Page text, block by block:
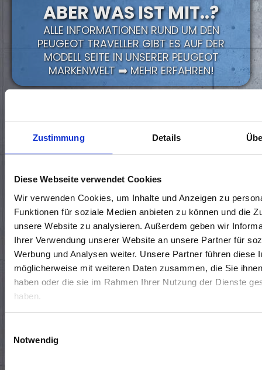
Zustimmung Details
Diese Webseite verwendet Cookies
Wir verwenden Cookies, um Inhalte und Anzeigen zu
Funktionen für soziale Medien anbieten zu können und die
unsere Website zu analysieren. Außerdem geben wir
Ihrer Verwendung unserer Website an unsere Partner für
Werbung und Analysen weiter. Unsere Partner führen diese
möglicherweise mit weiteren Daten zusammen, die Sie
haben oder die sie im Rahmen Ihrer Nutzung der Dienste
haben.
Notwendig
ABER WAS IST MIT..?
ALLE INFORMATIONEN RUND UM DEN
PEUGEOT TRAVELLER GIBT ES AUF DER
MODELL SEITE IN UNSERER PEUGEOT
MARKENWELT ➡️ MEHR ERFAHREN!
KONTAKTIERE UNS 🤝
Standort wählen*
Termin vereinbaren
Allgemeine Frage